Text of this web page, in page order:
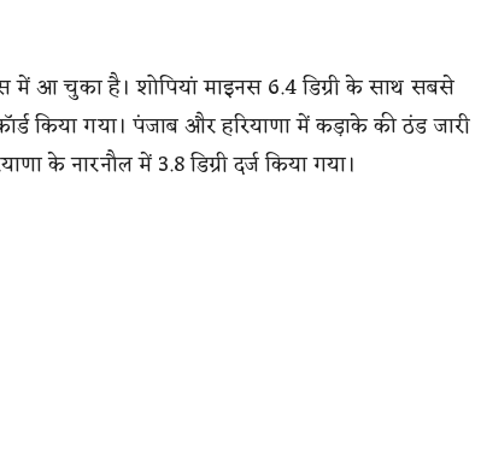
में आ चुका है। शोपियां माइनस 6.4 डिग्री के साथ सबसे
किया गया। पंजाब और हरियाणा में कड़ाके की ठंड जारी
के नारनौल में 3.8 डिग्री दर्ज किया गया।